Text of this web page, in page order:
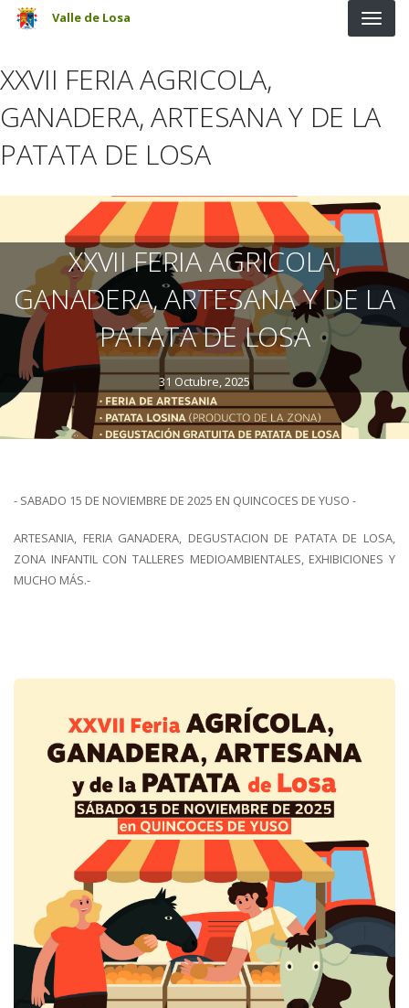
Pasar al contenido principal
Valle de Losa
XXVII FERIA AGRICOLA,
GANADERA, ARTESANA Y DE LA
PATATA DE LOSA
XXVII FERIA AGRICOLA,
GANADERA, ARTESANA Y DE LA
PATATA DE LOSA
31 Octubre, 2025
- SABADO 15 DE NOVIEMBRE DE 2025 EN QUINCOCES DE YUSO -
ARTESANIA, FERIA GANADERA, DEGUSTACION DE PATATA DE LOSA,
ZONA INFANTIL CON TALLERES MEDIOAMBIENTALES, EXHIBICIONES Y
MUCHO MÁS.-